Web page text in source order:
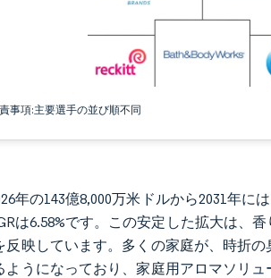
事項:主要選手の並び順不同
年の143億8,000万米ドルから2031年に
は6.58%です。この安定した拡大は、
映しています。多くの家庭が、時折
うになっており、家庭用アロマソリ